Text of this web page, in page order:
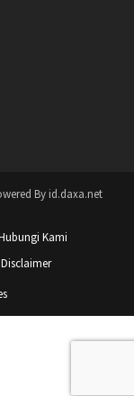
By id.daxa.net
Kami
Disclaimer